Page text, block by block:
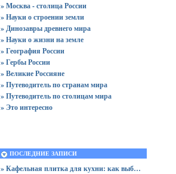
» Москва - столица России
» Науки о строении земли
» Динозавры древнего мира
» Науки о жизни на земле
» География России
» Гербы России
» Великие Россияне
» Путеводитель по странам мира
» Путеводитель по столицам мира
» Это интересно
ПОСЛЕДНИЕ ЗАПИСИ
» Кафельная плитка для кухни: как выбрать практичную отделку